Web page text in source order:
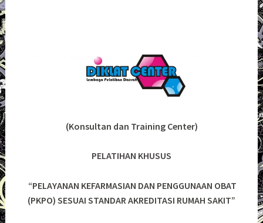
(Konsultan dan Training Center)
PELATIHAN KHUSUS
“PELAYANAN KEFARMASIAN DAN PENGGUNAAN OBAT
(PKPO) SESUAI STANDAR AKREDITASI RUMAH SAKIT”